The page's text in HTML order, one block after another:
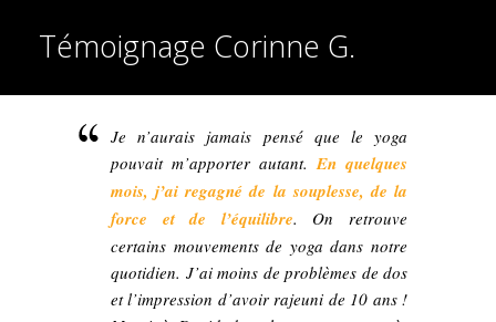
Témoignage Corinne G.
Je n’aurais jamais pensé que le yoga
pouvait m’apporter autant.En quelques
mois, j’ai regagné de la souplesse, de la
force et de l’équilibre. On retrouve
certains mouvements de yoga dans notre
quotidien. J’ai moins de problèmes de dos
et l’impression d’avoir rajeuni de 10 ans !